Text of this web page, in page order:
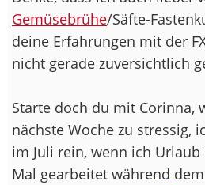
Gemüsebrühe/Säfte-
deine Erfahrungen mit der
nicht gerade zuversichtlich
Starte doch du mit Corinna,
nächste Woche zu stressig,
im Juli rein, wenn ich Urlaub
Mal gearbeitet während